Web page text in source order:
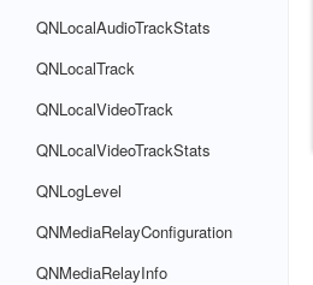
QNLocalAudioTrackStats
QNLocalTrack
QNLocalVideoTrack
QNLocalVideoTrackStats
QNLogLevel
QNMediaRelayConfiguration
QNMediaRelayInfo